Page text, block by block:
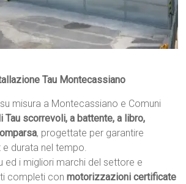
Tau Montecassiano
misura a Montecassiano e Comuni
Tau scorrevoli, a battente, a libro,
, progettate per garantire
durata nel tempo.
ed i migliori marchi del settore e
completi conmotorizzazioni certificate